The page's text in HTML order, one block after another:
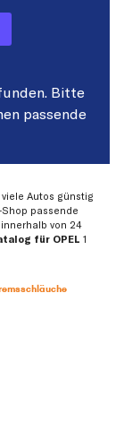
Bitte
passende
Autos günstig
passende
von 24
für OPEL 1